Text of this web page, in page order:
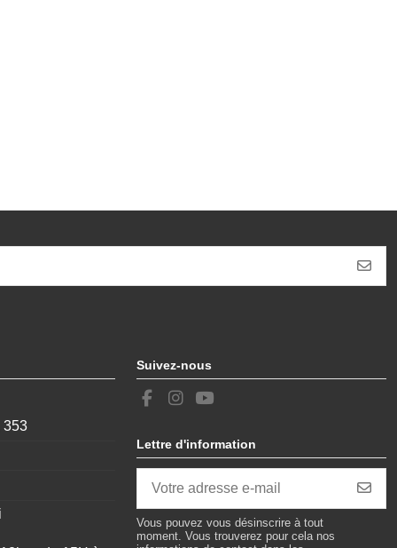
353
Suivez-nous
Lettre d'information
Vous pouvez vous désinscrire à tout
moment. Vous trouverez pour cela nos